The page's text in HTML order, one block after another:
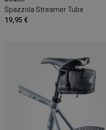
Spazzola Streamer Tube
19,95 €